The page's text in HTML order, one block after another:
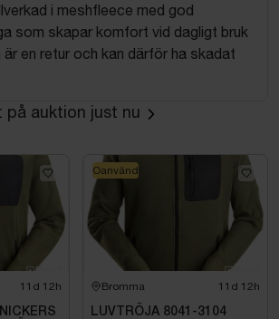
i meshfleece med god
som skapar komfort vid dagligt bruk
en retur och kan därför ha skadat
på auktion just nu
11d 12h Bromma 11d 12h
LUVTRÖJA 8041-3104
Oanvänd